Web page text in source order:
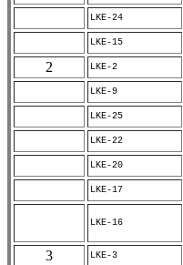
LKE-24
LKE-15
2
LKE-2
LKE-9
LKE-25
LKE-22
LKE-20
LKE-17
LKE-16
3
LKE-3